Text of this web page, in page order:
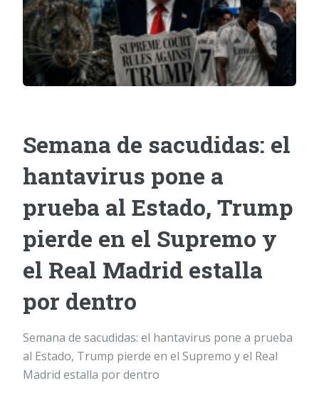
Semana de sacudidas: el
hantavirus pone a
prueba al Estado, Trump
pierde en el Supremo y
el Real Madrid estalla
por dentro
Semana de sacudidas: el hantavirus pone a prueba
al Estado, Trump pierde en el Supremo y el Real
Madrid estalla por dentro